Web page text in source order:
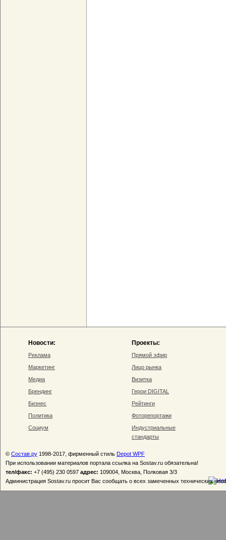
Новости:
Реклама
Маркетинг
Медиа
Брендинг
Бизнес
Политика
Социум
Проекты:
Прямой эфир
Лицо рынка
Визитка
Герои DIGITAL
Рейтинги
Фоторепортажи
Индустриальные
стандарты
© Состав.ру 1998-2017, фирменный стиль Depot WPF
При использовании материалов портала ссылка на Sostav.ru обязательна!
тел/факс: +7 (495) 230 0597 адрес: 109004, Москва, Полковая 3/3
Администрация Sostav.ru просит Вас сообщать о всех замеченных технических